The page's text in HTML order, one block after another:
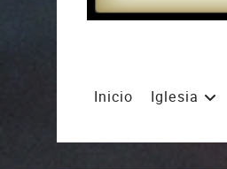
Inicio Iglesia